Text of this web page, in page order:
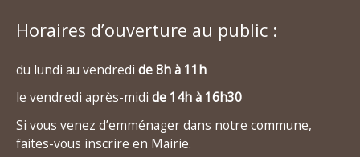
Horaires d’ouverture au public :
du lundi au vendredi de 8h à 11h
le vendredi après-midi de 14h à 16h30
Si vous venez d’emménager dans notre commune,
faites-vous inscrire en Mairie.